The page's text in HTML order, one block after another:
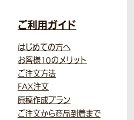
ご利用ガイド
はじめての方へ
お客様10のメリット
ご注文方法
FAX注文
原稿作成プラン
ご注文から商品到着まで